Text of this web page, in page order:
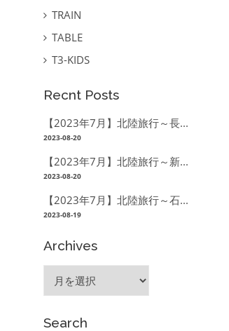
TRAIN
TABLE
T3-KIDS
Recnt Posts
【2023年7月】北陸旅行～長...
2023-08-20
【2023年7月】北陸旅行～新...
2023-08-20
【2023年7月】北陸旅行～石...
2023-08-19
Archives
Archives
Search